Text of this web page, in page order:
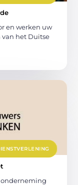
en werken uw
het Duitse
onderneming